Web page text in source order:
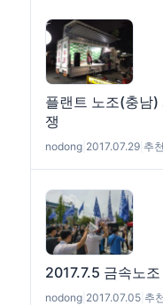
플랜트 노조(충남
쟁
nodong 2017.07.29 추
2017.7.5 금속노
nodong 2017.07.05 추